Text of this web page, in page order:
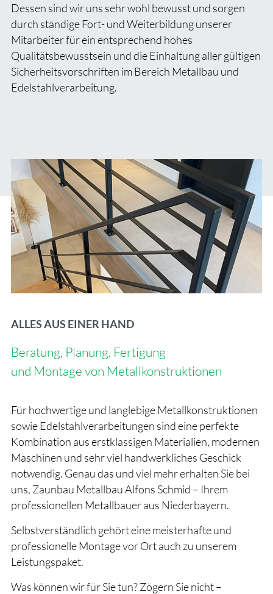
Dessen sind wir uns sehr wohl bewusst und sorgen
durch ständige Fort- und Weiterbildung unserer
Mitarbeiter für ein entsprechend hohes
Qualitätsbewusstsein und die Einhaltung aller gültigen
Sicherheitsvorschriften im Bereich Metallbau und
Edelstahlverarbeitung.
ALLES AUS EINER HAND
Beratung, Planung, Fertigung
und Montage von Metallkonstruktionen
Für hochwertige und langlebige Metallkonstruktionen
sowie Edelstahlverarbeitungen sind eine perfekte
Kombination aus erstklassigen Materialien, modernen
Maschinen und sehr viel handwerkliches Geschick
notwendig. Genau das und viel mehr erhalten Sie bei
uns, Zaunbau Metallbau Alfons Schmid – Ihrem
professionellen Metallbauer aus Niederbayern.
Selbstverständlich gehört eine meisterhafte und
professionelle Montage vor Ort auch zu unserem
Leistungspaket.
Was können wir für Sie tun? Zögern Sie nicht –